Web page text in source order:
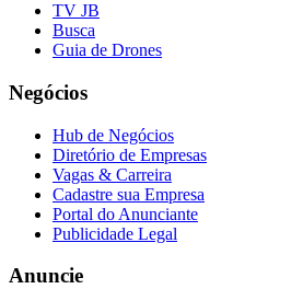
TV JB
Busca
Guia de Drones
Negócios
Hub de Negócios
Diretório de Empresas
Vagas & Carreira
Cadastre sua Empresa
Portal do Anunciante
Publicidade Legal
Anuncie